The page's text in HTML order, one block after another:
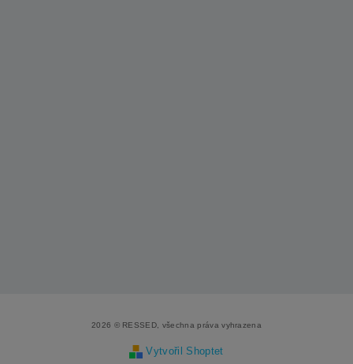
2026 © RESSED, všechna práva vyhrazena
Vytvořil Shoptet